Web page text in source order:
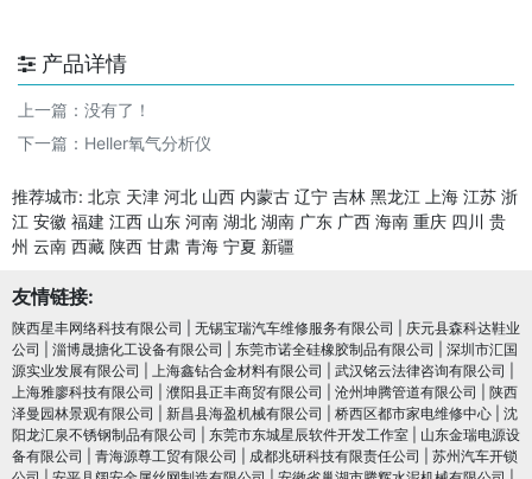
产品详情
上一篇：没有了！
下一篇： Heller氧气分析仪
推荐城市: 北京 天津 河北 山西 内蒙古 辽宁 吉林 黑龙江 上海 江苏 浙
江 安徽 福建 江西 山东 河南 湖北 湖南 广东 广西 海南 重庆 四川 贵
州 云南 西藏 陕西 甘肃 青海 宁夏 新疆
友情链接:
陕西星丰网络科技有限公司 无锡宝瑞汽车维修服务有限公司
庆元县森科达鞋业
公司
淄博晟搪化工设备有限公司 东莞市诺全硅橡胶制品有限公司
深圳市汇国
源实业发展有限公司
上海鑫钻合金材料有限公司 武汉铭云法律咨询有限公司
上海雅廖科技有限公司
濮阳县正丰商贸有限公司 沧州坤腾管道有限公司
陕西
泽曼园林景观有限公司
新昌县海盈机械有限公司 桥西区都市家电维修中心
沈
阳龙汇泉不锈钢制品有限公司
东莞市东城星辰软件开发工作室
山东金瑞电源设
备有限公司
青海源尊工贸有限公司 成都兆研科技有限责任公司
苏州汽车开锁